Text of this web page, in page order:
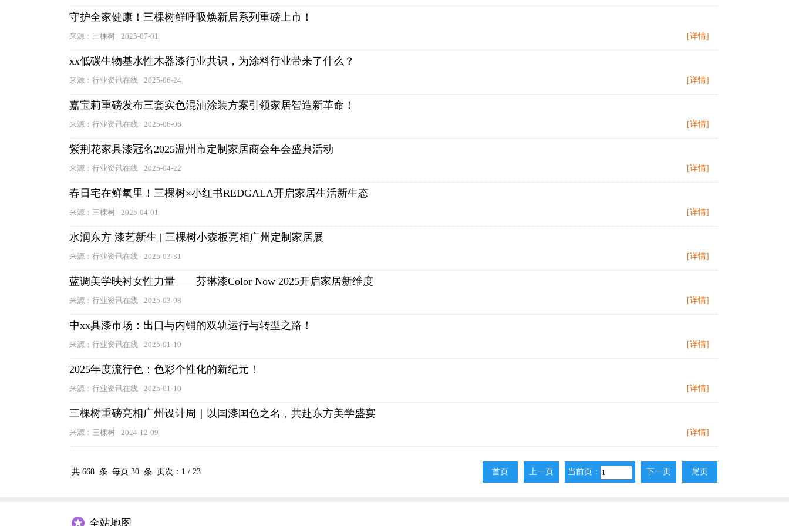
守护全家健康！三棵树鲜呼吸焕新居系列重磅上市！
来源：三棵树 2025-07-01 [详情]
xx低碳生物基水性木器漆行业共识，为涂料行业带来了什么？
来源：行业资讯在线 2025-06-24 [详情]
嘉宝莉重磅发布三套实色混油涂装方案引领家居智造新革命！
来源：行业资讯在线 2025-06-06 [详情]
紫荆花家具漆冠名2025温州市定制家居商会年会盛典活动
来源：行业资讯在线 2025-04-22 [详情]
春日宅在鲜氧里！三棵树×小红书REDGALA开启家居生活新生态
来源：三棵树 2025-04-01 [详情]
水润东方 漆艺新生 | 三棵树小森板亮相广州定制家居展
来源：行业资讯在线 2025-03-31 [详情]
蓝调美学映衬女性力量——芬琳漆Color Now 2025开启家居新维度
来源：行业资讯在线 2025-03-08 [详情]
中xx具漆市场：出口与内销的双轨运行与转型之路！
来源：行业资讯在线 2025-01-10 [详情]
2025年度流行色：色彩个性化的新纪元！
来源：行业资讯在线 2025-01-10 [详情]
三棵树重磅亮相广州设计周｜以国漆国色之名，共赴东方美学盛宴
来源：三棵树 2024-12-09 [详情]
共 668 条 每页 30 条 页次： 1 / 23 首页 上一页 当前页： 下一页 尾页
全站地图